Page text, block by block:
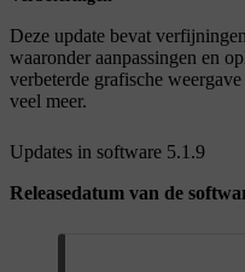
Deze update bevat
waaronder aanpassingen en
verbeterde grafische
veel meer.
Updates in software 5.1.9
Releasedatum van de